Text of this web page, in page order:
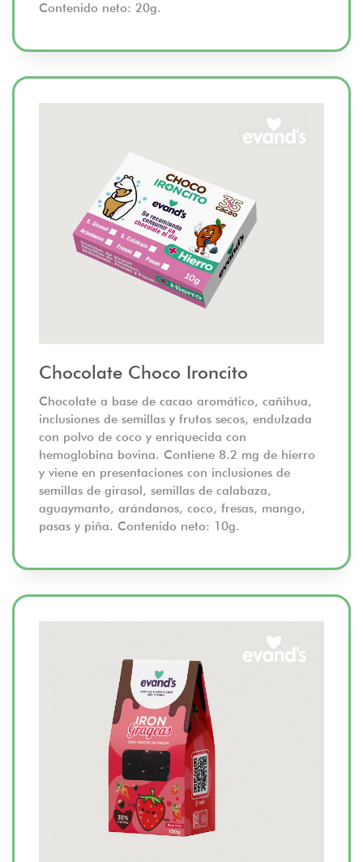
Contenido neto: 20g.
Chocolate Choco Ironcito
Chocolate a base de cacao aromático, cañihua,
inclusiones de semillas y frutos secos, endulzada
con polvo de coco y enriquecida con
hemoglobina bovina. Contiene 8.2 mg de hierro
y viene en presentaciones con inclusiones de
semillas de girasol, semillas de calabaza,
aguaymanto, arándanos, coco, fresas, mango,
pasas y piña. Contenido neto: 10g.